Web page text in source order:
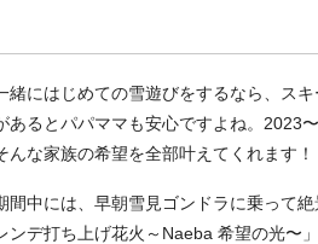
緒にはじめての雪遊びをするなら、ス
あるとパパママも安心ですよね。2023
んな家族の希望を全部叶えてくれます！
間中には、早朝雪見ゴンドラに乗って
ンデ打ち上げ花火～Naeba 希望の光〜